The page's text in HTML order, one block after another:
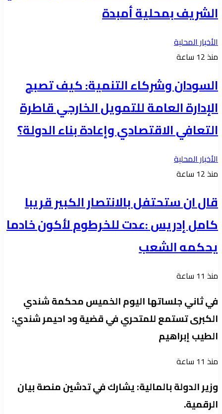
الشريف بمحلية أمبدة
الأخبار المحلية
منذ 12 ساعة
السودان وشركاء التنمية: كيف تصبح
الإدارة العامة للتمويل الخارجي قاطرة
التعافي الاقتصادي وإعادة بناء الدولة؟
الأخبار المحلية
منذ 12 ساعة
قال ان ستحتفل بالانتصار الكبير قريبا
كامل إدريس :عدت للخرطوم لأكون خادما
يحكمه الشعب
منذ 11 ساعة
في ثاني جلساتها اليوم الخميس محكمة شندي
الكبرى تستمع للمتحري في قضية ود احيمر شندي:
الطيب إبراهيم
منذ 11 ساعة
وزير الدولة بالمالية: يشارك في تدشين منصة بيان
الرقمية.